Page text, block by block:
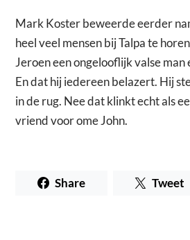
Mark Koster beweerde eerder
heel veel mensen bij Talpa te
Jeroen een ongelooflijk valse man
En dat hij iedereen belazert. Hij
in de rug. Nee dat klinkt echt als
vriend voor ome John.
Share Tweet